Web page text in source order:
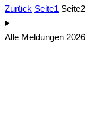
Zurück Seite1 Seite2
Alle Meldungen 2026